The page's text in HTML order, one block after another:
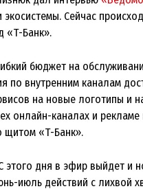
Сейчас
«Т-Банк».
бюджет на
по внутренним каналам
на новые логотипы и
онлайн-каналах и рекламе
щитом «Т-Банк».
этого дня в эфир выйдет и
июль действий с лихвой